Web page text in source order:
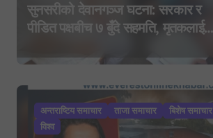
सुनसरीको देवानगञ्ज घटना: सरकार र
पीडित पक्षबीच ७ बुँदे सहमति, मृतकलाई
अन्तराष्टिय समाचार ताजा समाचार बिशेष समाचार
विश्व